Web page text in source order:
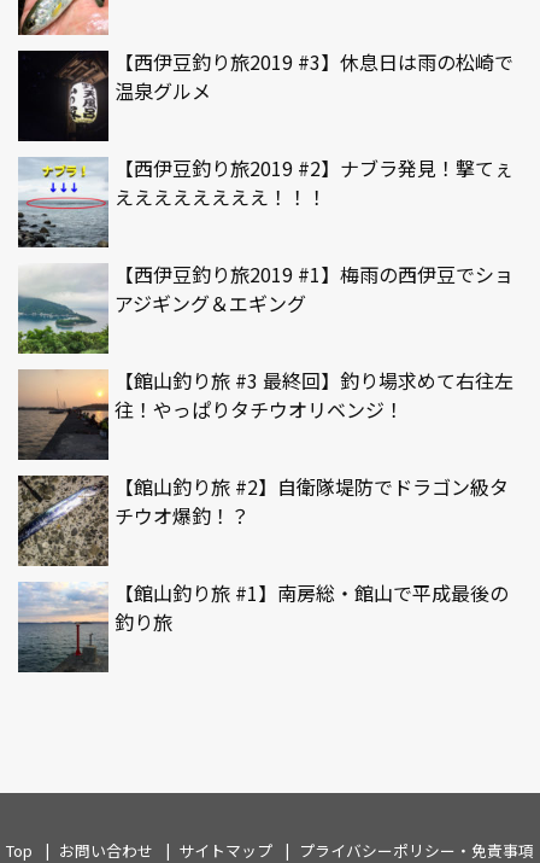
【西伊豆釣り旅2019 #3】休息日は雨の松崎で
温泉グルメ
【西伊豆釣り旅2019 #2】ナブラ発見！撃てぇ
ええええええええ！！！
【西伊豆釣り旅2019 #1】梅雨の西伊豆でショ
アジギング＆エギング
【館山釣り旅 #3 最終回】釣り場求めて右往左
往！やっぱりタチウオリベンジ！
【館山釣り旅 #2】自衛隊堤防でドラゴン級タ
チウオ爆釣！？
【館山釣り旅 #1】南房総・館山で平成最後の
釣り旅
Top お問い合わせ サイトマップ プライバシーポリシー・免責事項